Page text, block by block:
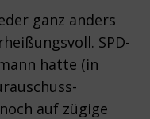
ganz anders
SPD-
hatte (in
auf zügige